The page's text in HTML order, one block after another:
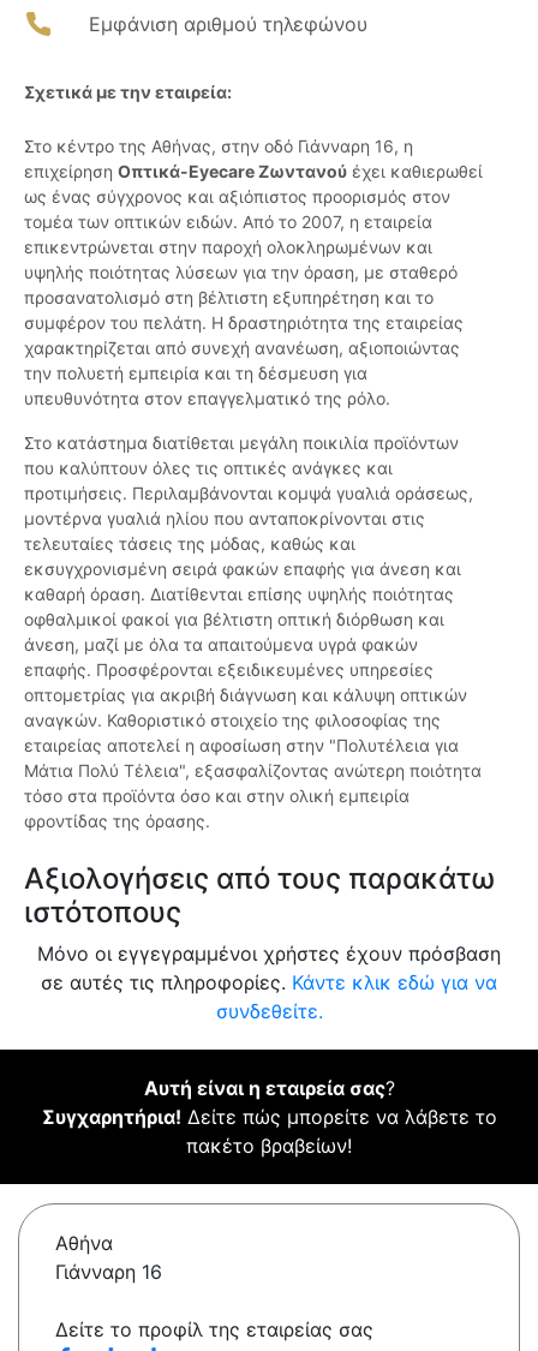
Εμφάνιση αριθμού τηλεφώνου
Σχετικά με την εταιρεία:
Στο κέντρο της Αθήνας, στην οδό Γιάνναρη 16, η
επιχείρηση Οπτικά-Eyecare Ζωντανού έχει καθιερωθεί
ως ένας σύγχρονος και αξιόπιστος προορισμός στον
τομέα των οπτικών ειδών. Από το 2007, η εταιρεία
επικεντρώνεται στην παροχή ολοκληρωμένων και
υψηλής ποιότητας λύσεων για την όραση, με σταθερό
προσανατολισμό στη βέλτιστη εξυπηρέτηση και το
συμφέρον του πελάτη. Η δραστηριότητα της εταιρείας
χαρακτηρίζεται από συνεχή ανανέωση, αξιοποιώντας
την πολυετή εμπειρία και τη δέσμευση για
υπευθυνότητα στον επαγγελματικό της ρόλο.
Στο κατάστημα διατίθεται μεγάλη ποικιλία προϊόντων
που καλύπτουν όλες τις οπτικές ανάγκες και
προτιμήσεις. Περιλαμβάνονται κομψά γυαλιά οράσεως,
μοντέρνα γυαλιά ηλίου που ανταποκρίνονται στις
τελευταίες τάσεις της μόδας, καθώς και
εκσυγχρονισμένη σειρά φακών επαφής για άνεση και
καθαρή όραση. Διατίθενται επίσης υψηλής ποιότητας
οφθαλμικοί φακοί για βέλτιστη οπτική διόρθωση και
άνεση, μαζί με όλα τα απαιτούμενα υγρά φακών
επαφής. Προσφέρονται εξειδικευμένες υπηρεσίες
οπτομετρίας για ακριβή διάγνωση και κάλυψη οπτικών
αναγκών. Καθοριστικό στοιχείο της φιλοσοφίας της
εταιρείας αποτελεί η αφοσίωση στην "Πολυτέλεια για
Μάτια Πολύ Τέλεια", εξασφαλίζοντας ανώτερη ποιότητα
τόσο στα προϊόντα όσο και στην ολική εμπειρία
φροντίδας της όρασης.
Αξιολογήσεις από τους παρακάτω
ιστότοπους
Μόνο οι εγγεγραμμένοι χρήστες έχουν πρόσβαση
σε αυτές τις πληροφορίες. Κάντε κλικ εδώ για να
συνδεθείτε.
Αυτή είναι η εταιρεία σας?
Συγχαρητήρια! Δείτε πώς μπορείτε να λάβετε το
πακέτο βραβείων!
Αθήνα
Γιάνναρη 16
Δείτε το προφίλ της εταιρείας σας